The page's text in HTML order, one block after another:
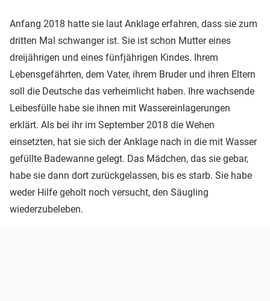
Anfang 2018 hatte sie laut Anklage erfahren, dass sie zum
dritten Mal schwanger ist. Sie ist schon Mutter eines
dreijährigen und eines fünfjährigen Kindes. Ihrem
Lebensgefährten, dem Vater, ihrem Bruder und ihren Eltern
soll die Deutsche das verheimlicht haben. Ihre wachsende
Leibesfülle habe sie ihnen mit Wassereinlagerungen
erklärt. Als bei ihr im September 2018 die Wehen
einsetzten, hat sie sich der Anklage nach in die mit Wasser
gefüllte Badewanne gelegt. Das Mädchen, das sie gebar,
habe sie dann dort zurückgelassen, bis es starb. Sie habe
weder Hilfe geholt noch versucht, den Säugling
wiederzubeleben.